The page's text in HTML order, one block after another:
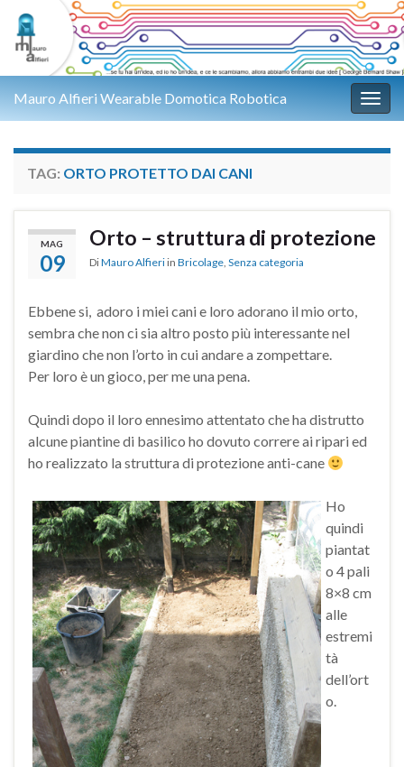
Mauro Alfieri Wearable Domotica Robotica
TAG: ORTO PROTETTO DAI CANI
MAG
09
Orto – struttura di protezione
DiMauro Alfieri in Bricolage, Senza categoria
Ebbene si, adoro i miei cani e loro adorano il mio orto,
sembra che non ci sia altro posto più interessante nel
giardino che non l’orto in cui andare a zompettare.
Per loro è un gioco, per me una pena.
Quindi dopo il loro ennesimo attentato che ha distrutto
alcune piantine di basilico ho dovuto correre ai ripari ed
ho realizzato la struttura di protezione anti-cane
Ho
quindi
piantat
o 4 pali
8×8 cm
alle
estremi
tà
dell’ort
o.